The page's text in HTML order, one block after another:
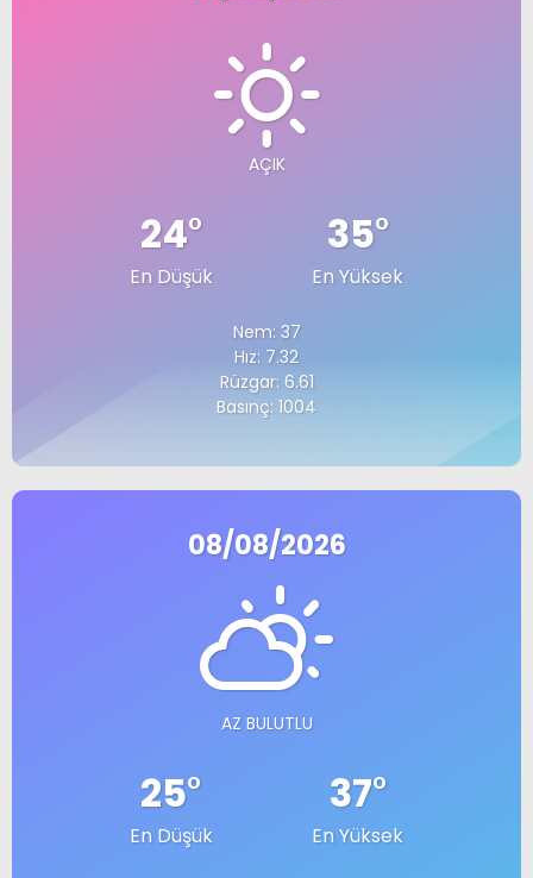
AÇIK
24°
En Düşük
35°
En Yüksek
Nem: 37
Hız: 7.32
Rüzgar: 6.61
Basınç: 1004
08/08/2026
AZ BULUTLU
25°
En Düşük
37°
En Yüksek